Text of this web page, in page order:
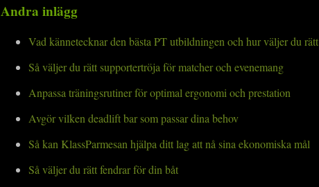
Andra inlägg
Vad kännetecknar den bästa PT utbildningen och hur väljer du rätt
Så väljer du rätt supportertröja för matcher och evenemang
Anpassa träningsrutiner för optimal ergonomi och prestation
Avgör vilken deadlift bar som passar dina behov
Så kan KlassParmesan hjälpa ditt lag att nå sina ekonomiska mål
Så väljer du rätt fendrar för din båt